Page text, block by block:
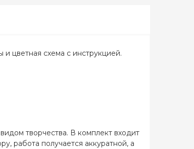
цветная схема с инструкцией.
творчества. В комплект входит
работа получается аккуратной, а